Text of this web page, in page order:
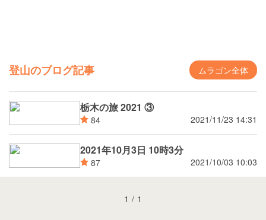
登山のブログ記事 ムラゴン全体
栃木の旅 2021 ③
84 2021/11/23 14:31
2021年10月3日 10時3分
87 2021/10/03 10:03
1 / 1